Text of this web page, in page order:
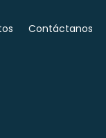
Contáctanos